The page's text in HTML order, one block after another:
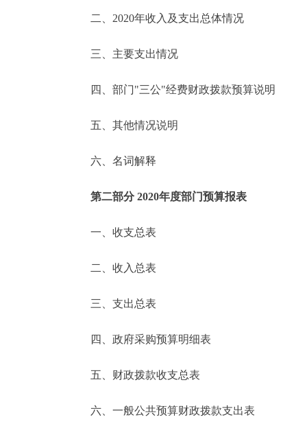
便民服务
中介服务
政民互动
12345网上接诉即办
参与调查
走进北京
北京概况
绿色北京
二、2020年收入及支出总体情况
三、主要支出情况
四、部门"三公"经费财政拨款预算说明
五、其他情况说明
六、名词解释
第二部分 2020年度部门预算报表
一、收支总表
二、收入总表
三、支出总表
四、政府采购预算明细表
五、财政拨款收支总表
六、一般公共预算财政拨款支出表